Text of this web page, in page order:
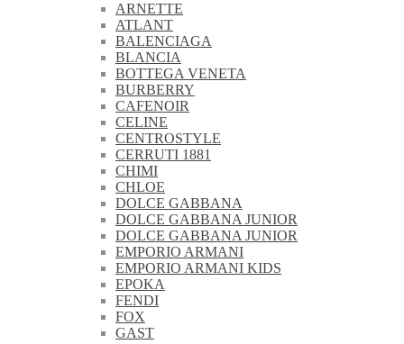
ARNETTE
ATLANT
BALENCIAGA
BLANCIA
BOTTEGA VENETA
BURBERRY
CAFENOIR
CELINE
CENTROSTYLE
CERRUTI 1881
CHIMI
CHLOE
DOLCE GABBANA
DOLCE GABBANA JUNIOR
DOLCE GABBANA JUNIOR
EMPORIO ARMANI
EMPORIO ARMANI KIDS
EPOKA
FENDI
FOX
GAST